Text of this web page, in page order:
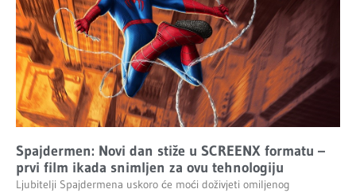
Spajdermen: Novi dan stiže u SCREENX formatu –
prvi film ikada snimljen za ovu tehnologiju
Ljubitelji Spajdermena uskoro će moći doživjeti omiljenog